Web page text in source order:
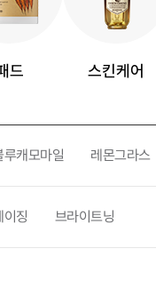
드 스킨케어
루캐모마일 레몬그라스
이징 브라이트닝